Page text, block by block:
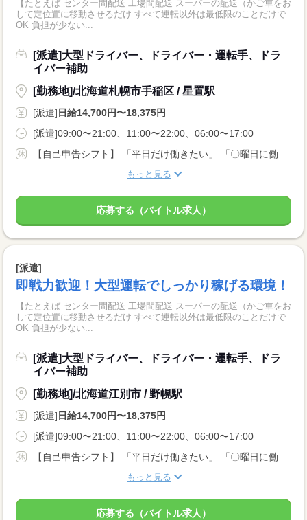
【たとえば センター間配送 工場間配送 スーパーの配送（かご車をお
して定位置に移動させるだけ すべて運転以外は最低限のことだけで
OK 負担が少ない...
[派遣]大型ドライバー、ドライバー・運転手、ドラ
イバー補助
[勤務地]/北海道札幌市手稲区 / 星置駅
[派遣]日給14,700円〜18,375円
[派遣]09:00〜21:00、11:00〜22:00、06:00〜17:00
もっと見る
応募する（バイトル求人）
[派遣]
即戦力歓迎！大型運転でしっかり稼げる環境！
【たとえば センター間配送 工場間配送 スーパーの配送（かご車をお
して定位置に移動させるだけ すべて運転以外は最低限のことだけで
OK 負担が少ない...
[派遣]大型ドライバー、ドライバー・運転手、ドラ
イバー補助
[勤務地]/北海道江別市 / 野幌駅
[派遣]日給14,700円〜18,375円
[派遣]09:00〜21:00、11:00〜22:00、06:00〜17:00
もっと見る
応募する（バイトル求人）